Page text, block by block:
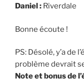
Daniel : Riverdale
Bonne écoute !
PS: Désolé, y’a de
problème devrait
Note et bonus de